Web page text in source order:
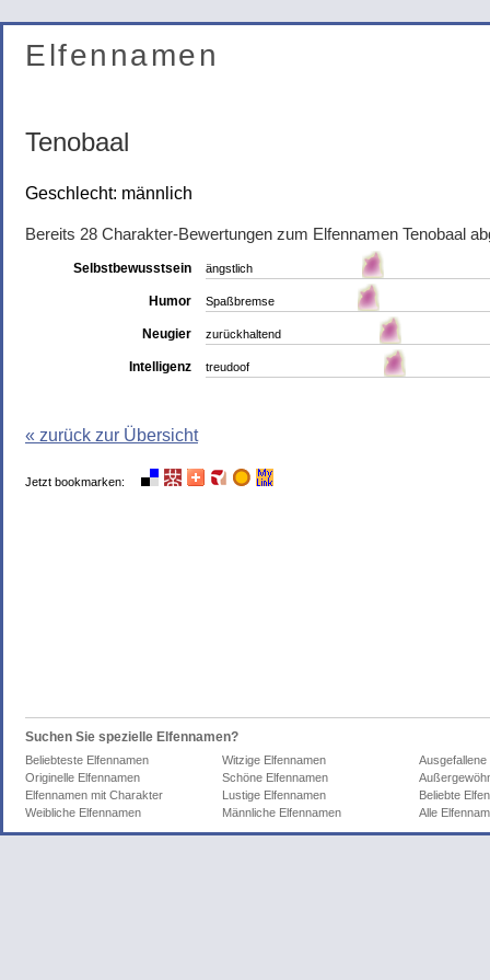
Elfennamen
Tenobaal
Geschlecht: männlich
Bereits 28 Charakter-Bewertungen zum Elfennamen Tenobaal
Selbstbewusstsein ängstlich
Humor Spaßbremse
Neugier zurückhaltend
Intelligenz treudoof
« zurück zur Übersicht
Jetzt bookmarken:
Suchen Sie spezielle Elfennamen?
Beliebteste Elfennamen Witzige Elfennamen
Ausgefallene
Originelle Elfennamen
Schöne Elfennamen
Elfennamen mit Charakter
Lustige Elfennamen
Beliebte
Weibliche Elfennamen
Männliche Elfennamen Alle